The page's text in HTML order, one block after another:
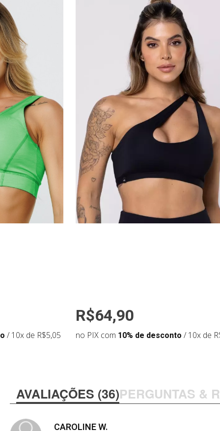
/ 10x de R$5,05
R$64,90
no PIX com 10% de desconto / 10x de
AVALIAÇÕES (36)PERGUNTAS &
CAROLINE W.